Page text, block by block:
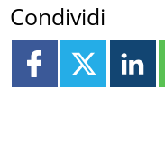
Condividi